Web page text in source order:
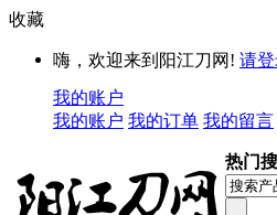
收藏
嗨，欢迎来到阳江刀网! 请
我的账户
我的账户 我的订单 我的留言
热门